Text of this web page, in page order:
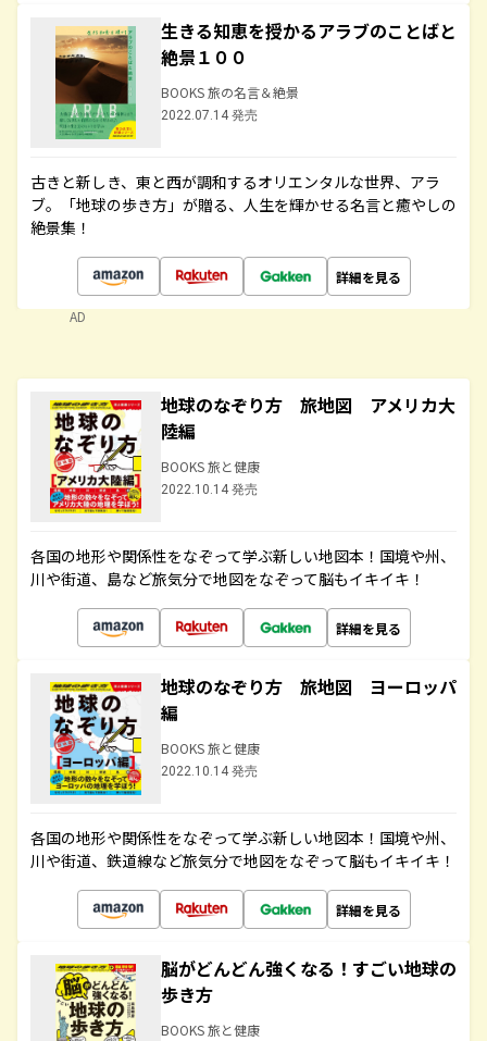
生きる知恵を授かるアラブのことばと
絶景１００
BOOKS 旅の名言＆絶景
2022.07.14 発売
古きと新しき、東と西が調和するオリエンタルな世界、アラ
ブ。「地球の歩き方」が贈る、人生を輝かせる名言と癒やしの
絶景集！
詳細を見る
AD
地球のなぞり方 旅地図 アメリカ大
陸編
BOOKS 旅と健康
2022.10.14 発売
各国の地形や関係性をなぞって学ぶ新しい地図本！国境や州、
川や街道、島など旅気分で地図をなぞって脳もイキイキ！
詳細を見る
地球のなぞり方 旅地図 ヨーロッパ
編
BOOKS 旅と健康
2022.10.14 発売
各国の地形や関係性をなぞって学ぶ新しい地図本！国境や州、
川や街道、鉄道線など旅気分で地図をなぞって脳もイキイキ！
詳細を見る
脳がどんどん強くなる！すごい地球の
歩き方
BOOKS 旅と健康